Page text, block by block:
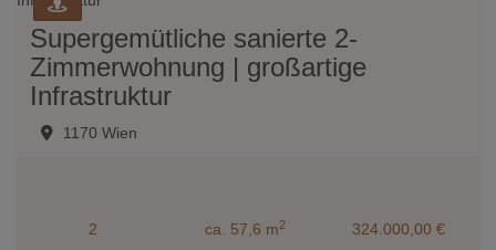
Supergemütliche sanierte 2-
Zimmerwohnung | großartige
Infrastruktur
1170 Wien
2 ca. 57,6 m2 324.000,00 €